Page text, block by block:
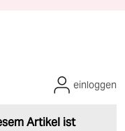
Artikel ist
einloggen